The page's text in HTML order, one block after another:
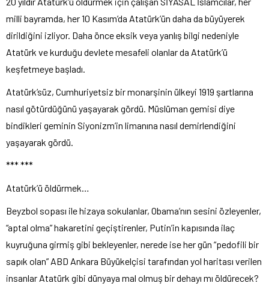
milli bayramda, her 10 Kasım’da Atatürk’ün daha da büyüyerek
dirildiğini izliyor. Daha önce eksik veya yanlış bilgi nedeniyle
Atatürk ve kurduğu devlete mesafeli olanlar da Atatürk’ü
keşfetmeye başladı.
Atatürk’süz, Cumhuriyetsiz bir monarşinin ülkeyi 1919 şartlarına
nasıl götürdüğünü yaşayarak gördü. Müslüman gemisi diye
bindikleri geminin Siyonizm’in limanına nasıl demirlendiğini
yaşayarak gördü.
*** ***
Atatürk’ü öldürmek…
Beyzbol sopası ile hizaya sokulanlar, Obama’nın sesini özleyenler,
“aptal olma” hakaretini geçiştirenler, Putin’in kapısında ilaç
kuyruğuna girmiş gibi bekleyenler, nerede ise her gün “pedofili bir
sapık olan” ABD Ankara Büyükelçisi tarafından yol haritası verilen
insanlar Atatürk gibi dünyaya mal olmuş bir dehayı mı öldürecek?